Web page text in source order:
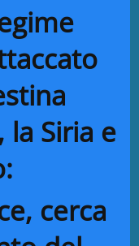
la Siria e
cerca